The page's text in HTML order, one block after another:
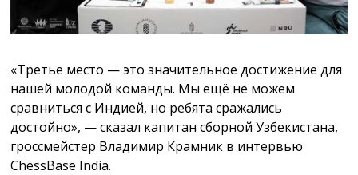
«Третье место — это значительное достижение для
нашей молодой команды. Мы ещё не можем
сравниться с Индией, но ребята сражались
достойно», — сказал капитан сборной Узбекистана,
гроссмейстер Владимир Крамник в интервью
ChessBase India.